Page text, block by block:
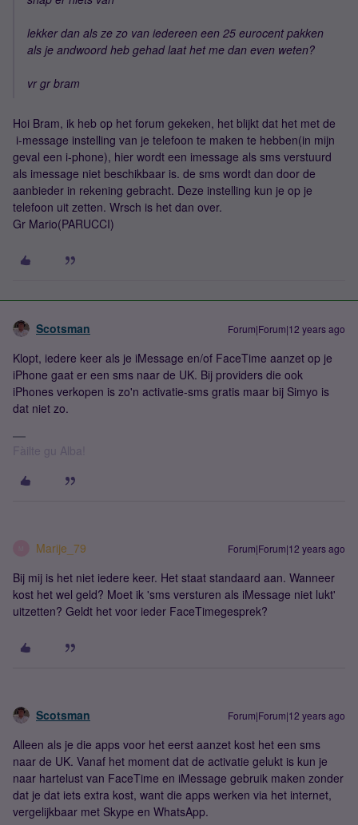
lekker dan als ze zo van iedereen een 25 eurocent pakken
als je andwoord heb gehad laat het me dan even weten?
vr gr bram
Hoi Bram, ik heb op het forum gekeken, het blijkt dat het met de
i-message instelling van je telefoon te maken te hebben(in mijn
geval een i-phone), hier wordt een imessage als sms verstuurd
als imessage niet beschikbaar is. de sms wordt dan door de
aanbieder in rekening gebracht. Deze instelling kun je op je
telefoon uit zetten. Wrsch is het dan over.
Gr Mario(PARUCCI)
Scotsman Forum|Forum|12 years ago
Klopt, iedere keer als je iMessage en/of FaceTime aanzet op je
iPhone gaat er een sms naar de UK. Bij providers die ook
iPhones verkopen is zo'n activatie-sms gratis maar bij Simyo is
dat niet zo.
Fàilte gu Alba!
Marije_79 Forum|Forum|12 years ago
Bij mij is het niet iedere keer. Het staat standaard aan. Wanneer
kost het wel geld? Moet ik 'sms versturen als iMessage niet lukt'
uitzetten? Geldt het voor ieder FaceTimegesprek?
Scotsman Forum|Forum|12 years ago
Alleen als je die apps voor het eerst aanzet kost het een sms
naar de UK. Vanaf het moment dat de activatie gelukt is kun je
naar hartelust van FaceTime en iMessage gebruik maken zonder
dat je dat iets extra kost, want die apps werken via het internet,
vergelijkbaar met Skype en WhatsApp.